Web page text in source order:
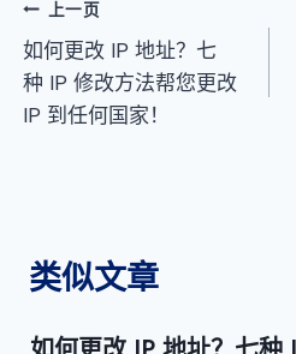
文
章
导
上一页
如何更改 IP 地址？七
种 IP 修改方法帮您更改
IP 到任何国家！
类似文章